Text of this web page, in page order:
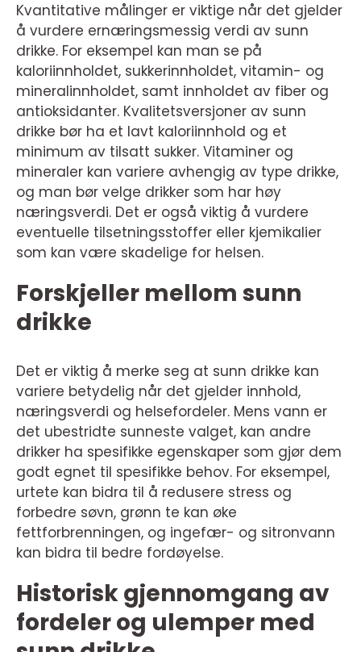
Kvantitative målinger er viktige når det gjelder
å vurdere ernæringsmessig verdi av sunn
drikke. For eksempel kan man se på
kaloriinnholdet, sukkerinnholdet, vitamin- og
mineralinnholdet, samt innholdet av fiber og
antioksidanter. Kvalitetsversjoner av sunn
drikke bør ha et lavt kaloriinnhold og et
minimum av tilsatt sukker. Vitaminer og
mineraler kan variere avhengig av type drikke,
og man bør velge drikker som har høy
næringsverdi. Det er også viktig å vurdere
eventuelle tilsetningsstoffer eller kjemikalier
som kan være skadelige for helsen.
Forskjeller mellom sunn
drikke
Det er viktig å merke seg at sunn drikke kan
variere betydelig når det gjelder innhold,
næringsverdi og helsefordeler. Mens vann er
det ubestridte sunneste valget, kan andre
drikker ha spesifikke egenskaper som gjør dem
godt egnet til spesifikke behov. For eksempel,
urtete kan bidra til å redusere stress og
forbedre søvn, grønn te kan øke
fettforbrenningen, og ingefær- og sitronvann
kan bidra til bedre fordøyelse.
Historisk gjennomgang av
fordeler og ulemper med